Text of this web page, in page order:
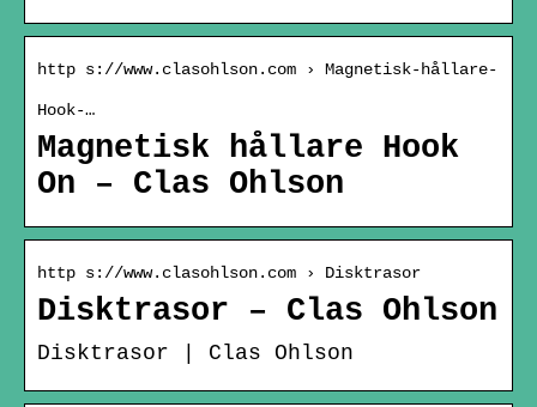
http s://www.clasohlson.com › Magnetisk-hållare-
Hook-…
Magnetisk hållare Hook
On – Clas Ohlson
http s://www.clasohlson.com › Disktrasor
Disktrasor – Clas Ohlson
Disktrasor | Clas Ohlson